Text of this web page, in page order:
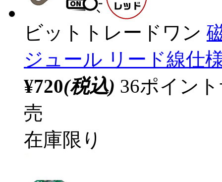
ビットトレードワン
ジュール リード線仕
¥720(税込) 36ポイン
売
在庫限り